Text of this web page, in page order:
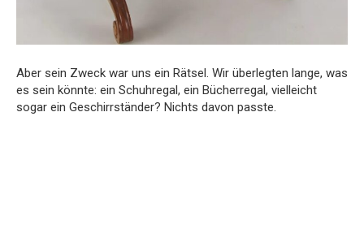
Aber sein Zweck war uns ein Rätsel. Wir überlegten lange, was
es sein könnte: ein Schuhregal, ein Bücherregal, vielleicht
sogar ein Geschirrständer? Nichts davon passte.